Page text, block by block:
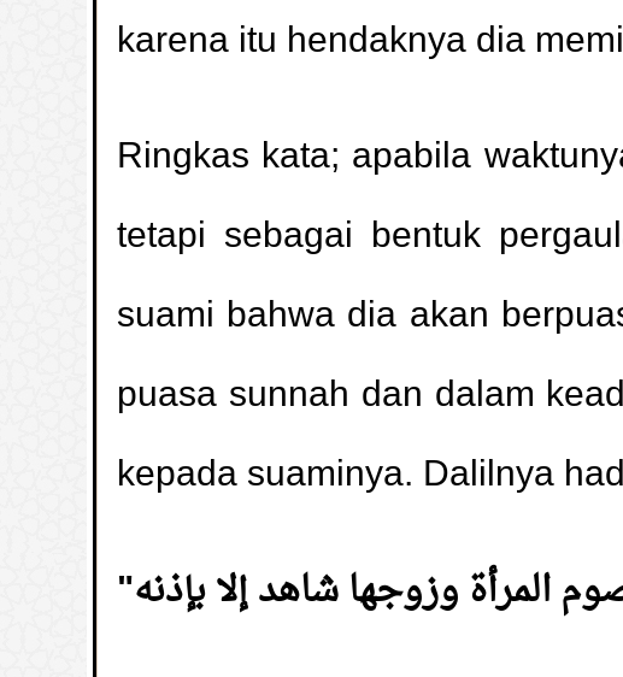
karena itu hendaknya dia
Ringkas kata; apabila
tetapi sebagai bentuk
suami bahwa dia akan
puasa sunnah dan dalam
kepada suaminya. Dalilnya